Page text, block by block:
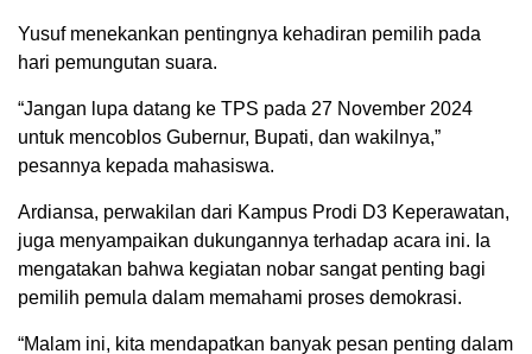
Yusuf menekankan pentingnya kehadiran pemilih pada
hari pemungutan suara.
“Jangan lupa datang ke TPS pada 27 November 2024
untuk mencoblos Gubernur, Bupati, dan wakilnya,”
pesannya kepada mahasiswa.
Ardiansa, perwakilan dari Kampus Prodi D3 Keperawatan,
juga menyampaikan dukungannya terhadap acara ini. Ia
mengatakan bahwa kegiatan nobar sangat penting bagi
pemilih pemula dalam memahami proses demokrasi.
“Malam ini, kita mendapatkan banyak pesan penting dalam